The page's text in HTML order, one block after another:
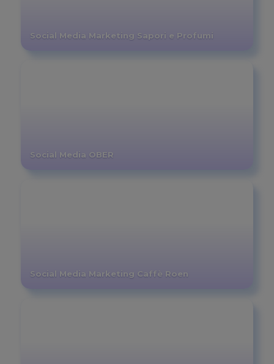
Social Media Marketing Sapori e Profumi
Social Media OBER
Social Media Marketing Caffè Roen